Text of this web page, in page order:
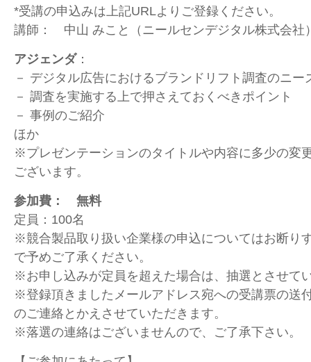
*受講の申込みは上記URLよりご登録ください。
講師： 中山 みこと（ニールセンデジタル株式会社
アジェンダ：
－ デジタル広告におけるブランドリフト調査のニー
－ 調査を実施する上で押さえておくべきポイント
－ 事例のご紹介
ほか
※プレゼンテーションのタイトルや内容に多少の変
ございます。
参加費： 無料
定員：100名
※競合製品取り扱い企業様の申込についてはお断り
で予めご了承ください。
※お申し込みが定員を超えた場合は、抽選とさせて
※登録頂きましたメールアドレス宛への受講票の送
のご連絡とかえさせていただきます。
※落選の連絡はございませんので、ご了承下さい。